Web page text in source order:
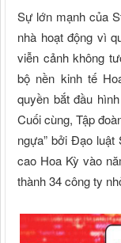
Sự lớn mạnh của
nhà hoạt động vì
viễn cảnh không
bộ nền kinh tế
quyền bắt đầu
Cuối cùng, Tập
ngựa” bởi Đạo luật
cao Hoa Kỳ vào
thành 34 công ty